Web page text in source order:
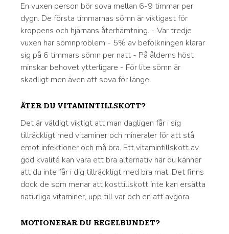
En vuxen person bör sova mellan 6-9 timmar per
dygn. De första timmarnas sömn är viktigast för
kroppens och hjärnans återhämtning. - Var tredje
vuxen har sömnproblem - 5% av befolkningen klarar
sig på 6 timmars sömn per natt - På ålderns höst
minskar behovet ytterligare - För lite sömn är
skadligt men även att sova för länge
ÄTER DU VITAMINTILLSKOTT?
Det är väldigt viktigt att man dagligen får i sig
tillräckligt med vitaminer och mineraler för att stå
emot infektioner och må bra. Ett vitamintillskott av
god kvalité kan vara ett bra alternativ när du känner
att du inte får i dig tillräckligt med bra mat. Det finns
dock de som menar att kosttillskott inte kan ersätta
naturliga vitaminer, upp till var och en att avgöra.
MOTIONERAR DU REGELBUNDET?